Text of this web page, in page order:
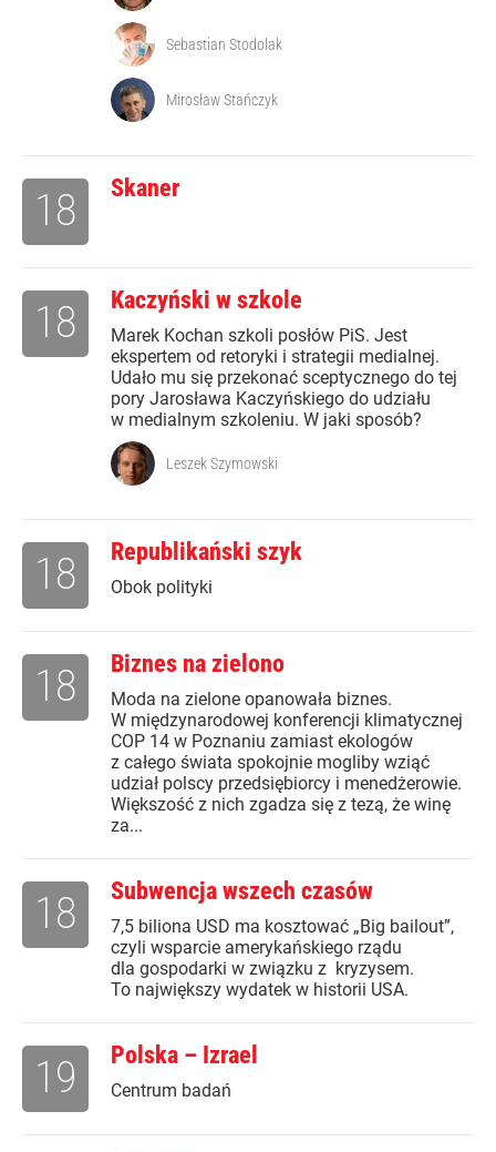
Sebastian Stodolak
Mirosław Stańczyk
Skaner
18
Kaczyński w szkole
Marek Kochan szkoli posłów PiS. Jest
ekspertem od retoryki i strategii medialnej.
Udało mu się przekonać sceptycznego do tej
pory Jarosława Kaczyńskiego do udziału
w medialnym szkoleniu. W jaki sposób?
18
Leszek Szymowski
Republikański szyk
Obok polityki
18
Biznes na zielono
Moda na zielone opanowała biznes.
W międzynarodowej konferencji klimatycznej
COP 14 w Poznaniu zamiast ekologów
z całego świata spokojnie mogliby wziąć
udział polscy przedsiębiorcy i menedżerowie.
Większość z nich zgadza się z tezą, że winę
za...
18
Subwencja wszech czasów
7,5 biliona USD ma kosztować „Big bailout”,
czyli wsparcie amerykańskiego rządu
dla gospodarki w związku z kryzysem.
To największy wydatek w historii USA.
18
Polska – Izrael
Centrum badań
19